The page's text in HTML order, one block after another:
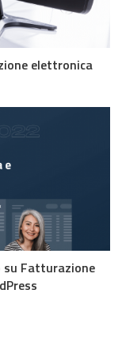
elettronica
su Fatturazione